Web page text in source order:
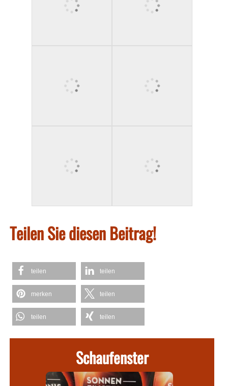
Teilen Sie diesen Beitrag!
teilen teilen
merken teilen
teilen teilen
Schaufenster